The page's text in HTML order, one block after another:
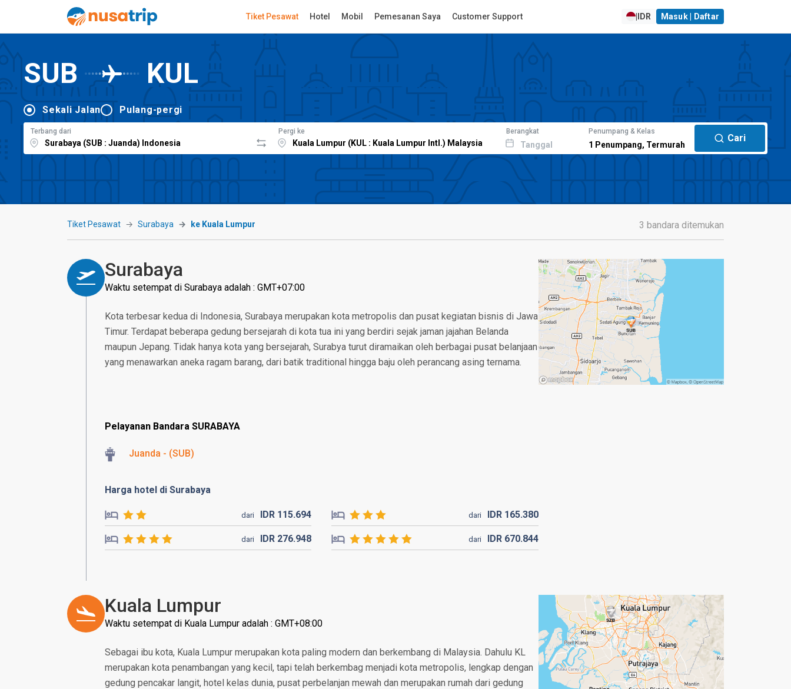
Tiket Pesawat Hotel Mobil Pemesanan Saya Customer Support | IDR Masuk | Daftar
SUB KUL
Sekali Jalan Pulang-pergi
Terbang dari Pergi ke Berangkat
Tanggal
Penumpang & Kelas
1 Penumpang, Termurah
Cari
Tiket Pesawat Surabaya ke Kuala Lumpur 3 bandara ditemukan
Surabaya
Waktu setempat di Surabaya adalah : GMT+07:00
Kota terbesar kedua di Indonesia, Surabaya merupakan kota metropolis dan pusat kegiatan bisnis di Jawa
Timur. Terdapat beberapa gedung bersejarah di kota tua ini yang berdiri sejak jaman jajahan Belanda
maupun Jepang. Tidak hanya kota yang bersejarah, Surabya turut diramaikan oleh berbagai pusat belanjaan
yang menawarkan aneka ragam barang, dari batik traditional hingga baju oleh perancang asing ternama.
Pelayanan Bandara SURABAYA
Juanda - (SUB)
Harga hotel di Surabaya
dari IDR 115.694 dari IDR 165.380
dari IDR 276.948 dari IDR 670.844
Kuala Lumpur
Waktu setempat di Kuala Lumpur adalah : GMT+08:00
Sebagai ibu kota, Kuala Lumpur merupakan kota paling modern dan berkembang di Malaysia. Dahulu KL
merupakan kota penambangan yang kecil, tapi telah berkembag menjadi kota metropolis, lengkap dengan
gedung pencakar langit, hotel kelas dunia, pusat perbelanjan mewah dan merupakan rumah dari gedung